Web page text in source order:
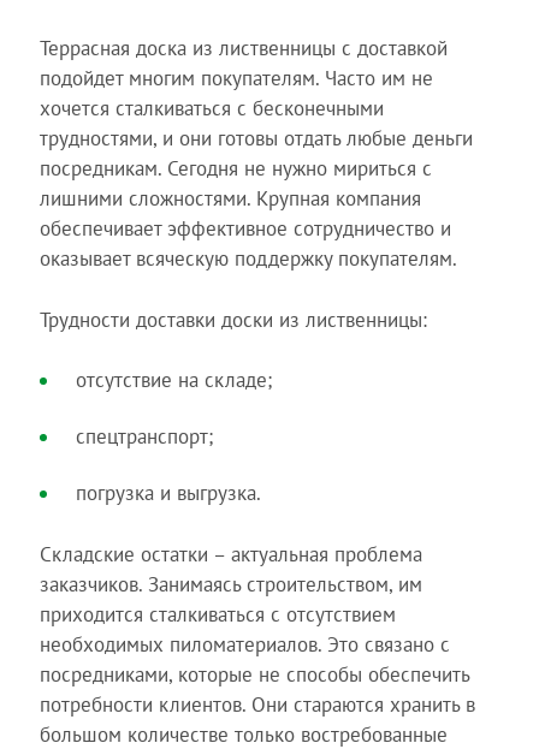
Террасная доска из лиственницы с доставкой
подойдет многим покупателям. Часто им не
хочется сталкиваться с бесконечными
трудностями, и они готовы отдать любые деньги
посредникам. Сегодня не нужно мириться с
лишними сложностями. Крупная компания
обеспечивает эффективное сотрудничество и
оказывает всяческую поддержку покупателям.
Трудности доставки доски из лиственницы:
отсутствие на складе;
спецтранспорт;
погрузка и выгрузка.
Складские остатки – актуальная проблема
заказчиков. Занимаясь строительством, им
приходится сталкиваться с отсутствием
необходимых пиломатериалов. Это связано с
посредниками, которые не способы обеспечить
потребности клиентов. Они стараются хранить в
большом количестве только востребованные